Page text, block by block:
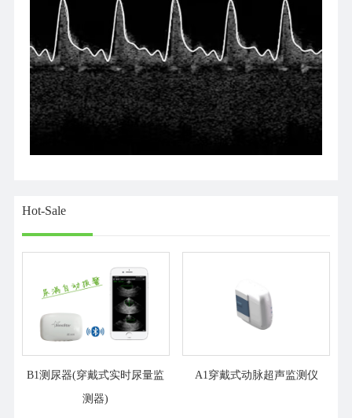
Hot-Sale
B1测尿器(穿戴式实时尿量监
测器)
A1穿戴式动脉超声监测仪